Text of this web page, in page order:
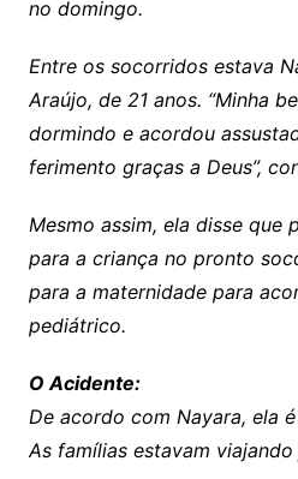
no domingo.
Entre os socorridos estava
Araújo, de 21 anos. “Minha
dormindo e acordou
ferimento graças a Deus”,
Mesmo assim, ela disse que
para a criança no pronto
para a maternidade para
pediátrico.
O Acidente:
De acordo com Nayara, ela
As famílias estavam